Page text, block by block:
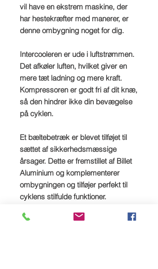
vil have en ekstrem maskine, der
har hestekræfter med manerer, er
denne ombygning noget for dig.
​Intercooleren er ude i luftstrømmen.
Det afkøler luften, hvilket giver en
mere tæt ladning og mere kraft.
Kompressoren er godt fri af dit knæ,
så den hindrer ikke din bevægelse
på cyklen.
Et bæltebetræk er blevet tilføjet til
sættet af sikkerhedsmæssige
årsager. Dette er fremstillet af Billet
Aluminium og komplementerer
ombygningen og tilføjer perfekt til
cyklens stilfulde funktioner.